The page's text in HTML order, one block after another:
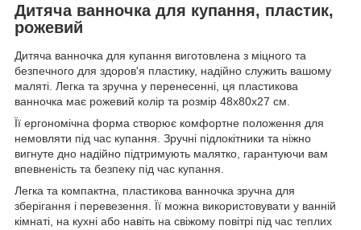
Дитяча ванночка для купання, пластик,
рожевий
Дитяча ванночка для купання виготовлена з міцного та
безпечного для здоров'я пластику, надійно служить вашому
маляті. Легка та зручна у перенесенні, ця пластикова
ванночка має рожевий колір та розмір 48х80х27 см.
Її ергономічна форма створює комфортне положення для
немовляти під час купання. Зручні підлокітники та ніжно
вигнуте дно надійно підтримують малятко, гарантуючи вам
впевненість та безпеку під час купання.
Легка та компактна, пластикова ванночка зручна для
зберігання і перевезення. Її можна використовувати у ванній
кімнаті, на кухні або навіть на свіжому повітрі під час теплих